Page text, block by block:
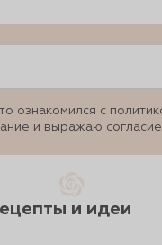
ознакомился с
и выражаю согласие
и идеи